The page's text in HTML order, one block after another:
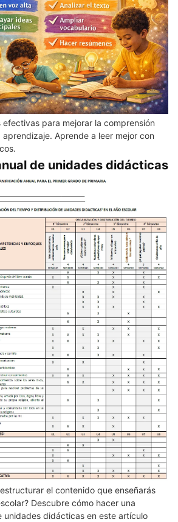
para mejorar la comprensión
Aprende a leer mejor con
de unidades didácticas
el contenido que enseñarás
Descubre cómo hacer una
unidades didácticas en este artículo